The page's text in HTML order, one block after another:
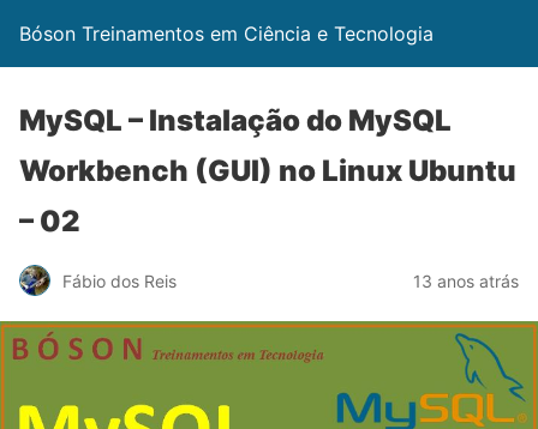
Bóson Treinamentos em Ciência e Tecnologia
MySQL – Instalação do MySQL
Workbench (GUI) no Linux Ubuntu
– 02
Fábio dos Reis 13 anos atrás